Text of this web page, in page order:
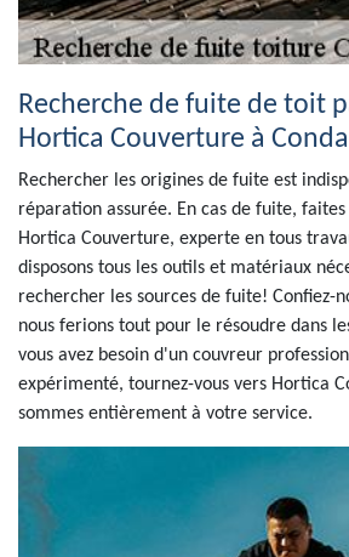
Recherche de fuite de toit
Hortica Couverture à
Rechercher les origines de fuite est
réparation assurée. En cas de fuite,
Hortica Couverture, experte en tous
disposons tous les outils et matériaux
rechercher les sources de fuite! Confiez-
nous ferions tout pour le résoudre dans
vous avez besoin d'un couvreur
expérimenté, tournez-vous vers Hortica
sommes entièrement à votre service.